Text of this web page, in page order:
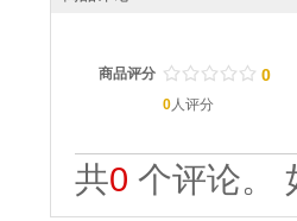
商品评分 / / / / /
. . . . . 0
0人评分
共0 个评论。